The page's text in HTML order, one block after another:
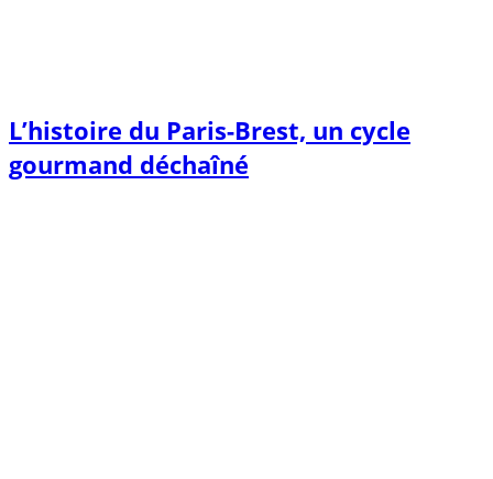
L’histoire du Paris-Brest, un cycle
gourmand déchaîné